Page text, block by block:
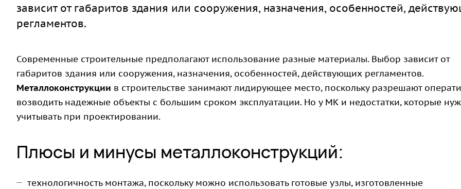
зависит от габаритов здания или сооружения, назначения, особенностей,
регламентов.
Современные строительные предполагают использование разные материалы. Выбор зависит от
габаритов здания или сооружения, назначения, особенностей, действующих регламентов.
Металлоконструкции в строительстве занимают лидирующее место, поскольку разрешают
возводить надежные объекты с большим сроком эксплуатации. Но у МК и недостатки, которые
учитывать при проектировании.
Плюсы и минусы металлоконструкций:
технологичность монтажа, поскольку можно использовать готовые узлы, изготовленные